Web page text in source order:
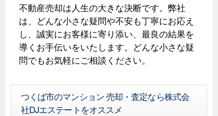
不動産売却は人生の大きな決断です。弊社
は、どんな小さな疑問や不安も丁寧にお応え
し、誠実にお客様に寄り添い、最良の結果を
導くお手伝いをいたします。どんな小さな疑
問でもお気軽にご相談ください。
つくば市のマンション 売却・査定なら株式会
社DJエステートをオススメ